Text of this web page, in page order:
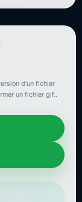
d'un fichier
un fichier gif..